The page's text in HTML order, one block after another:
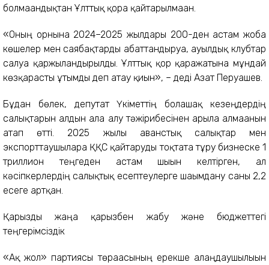
болмағандықтан Ұлттық қорға қайтарылмаған.
«Оның орнына 2024–2025 жылдары 200-ден астам жоба
көшелер мен саябақтарды абаттандыруға, ауылдық клубтар
салуға қаржыландырылды. Ұлттық қор қаражатына мұндай
көзқарасты ұтымды деп атау қиын», – деді Азат Перуашев.
Бұдан бөлек, депутат Үкіметтің болашақ кезеңдердің
салықтарын алдын ала алу тәжірибесінен арыла алмағанын
атап өтті. 2025 жылы аванстық салықтар мен
экспорттаушыларға ҚҚС қайтаруды тоқтата тұру бизнеске 1
триллион теңгеден астам шығын келтірген, ал
кәсіпкерлердің салықтық есептеулерге шағымдану саны 2,2
есеге артқан.
Қарызды жаңа қарызбен жабу және бюджеттегі
теңгерімсіздік
«Ақ жол» партиясы төрағасының ерекше алаңдаушылығын